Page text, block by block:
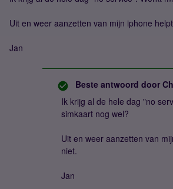
Uit en weer aanzetten van mijn iphone
Jan
Beste antwoord door
Ik krijg al de hele dag "no
simkaart nog wel?
Uit en weer aanzetten van
niet.
Jan